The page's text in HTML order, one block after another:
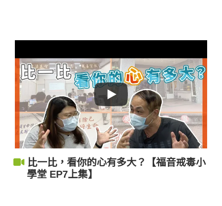
比一比，看你的心有多大？【福音戒毒小
學堂 EP7上集】